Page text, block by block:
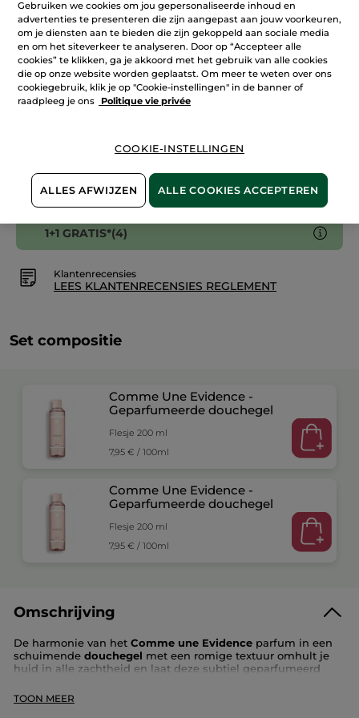
200
IN WINKELMANDJE
Bezorging vanaf12/08
Algemene Voorwaarden
LEES HIER DE ALGEMENE VOORWAARDEN
1+1 GRATIS*(4)
Klantenrecensies
LEES KLANTENRECENSIES REGLEMENT
Set compositie
Comme Une Evidence -
Geparfumeerde douchegel
Flesje 200 ml
7,95 € / 100ml
Comme Une Evidence -
Geparfumeerde douchegel
Flesje 200 ml
7,95 € / 100ml
Omschrijving
De harmonie van het Comme une Evidence parfum in een
schuimende douchegel met een romige textuur omhult je
huid in alle zachtheid en laat deze subtiel geparfumeerd
bloemige chypre te verlengen.
TOON MEER
Gebruiken we cookies om jou gepersonaliseerde inhoud en
advertenties te presenteren die zijn aangepast aan jouw voorkeuren,
om je diensten aan te bieden die zijn gekoppeld aan sociale media
en om het siteverkeer te analyseren. Door op “Accepteer alle
cookies” te klikken, ga je akkoord met het gebruik van alle cookies
die op onze website worden geplaatst. Om meer te weten over ons
cookiegebruik, klik je op "Cookie-instellingen" in de banner of
raadpleeg je ons
Politique vie privée
COOKIE-INSTELLINGEN
ALLES AFWIJZEN ALLE COOKIES ACCEPTEREN